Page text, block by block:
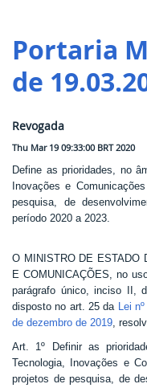
Ministério do Desenvolvimento
Controladoria-Geral da União
Ministério da Mulher, da
Secretaria-Geral
Secretaria de Governo
Gabinete de Segurança
Advocacia-Geral da União
Banco Central do Brasil
Planalto
Portaria
de
Revogada
Thu Mar 19 09:33:00 BRT 2020
Define as prioridades, no
Inovações e
pesquisa, de
período 2020 a 2023.
O MINISTRO DE ESTADO
E COMUNICAÇÕES, no
parágrafo único, inciso II,
disposto no art. 25 da Lei
de dezembro de 2019,
Art. 1º Definir as
Tecnologia, Inovações e
projetos de pesquisa, de